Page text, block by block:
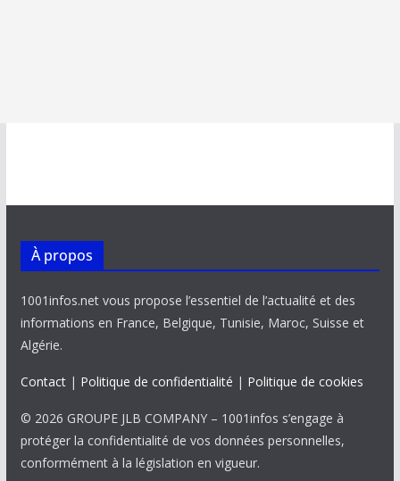
À propos
1001infos.net vous propose l’essentiel de l’actualité et des
informations en France, Belgique, Tunisie, Maroc, Suisse et
Algérie.
Contact| Politique de confidentialité | Politique de cookies
© 2026 GROUPE JLB COMPANY – 1001infos s’engage à
protéger la confidentialité de vos données personnelles,
conformément à la législation en vigueur.